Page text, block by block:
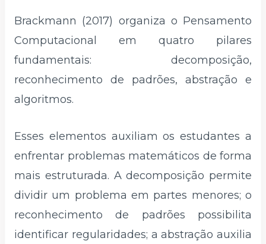
Brackmann (2017) organiza o Pensamento
Computacional em quatro pilares
fundamentais: decomposição,
reconhecimento de padrões, abstração e
algoritmos.
Esses elementos auxiliam os estudantes a
enfrentar problemas matemáticos de forma
mais estruturada. A decomposição permite
dividir um problema em partes menores; o
reconhecimento de padrões possibilita
identificar regularidades; a abstração auxilia